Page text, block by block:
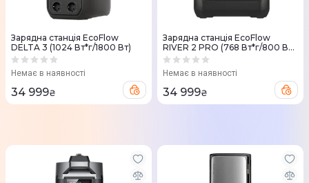
Зарядна станцiя EcoFlow
DELTA 3 (1024 Вт*г/1800 Вт)
Немає в наявності
34 999₴
Зарядна станцiя EcoFlow
RIVER 2 PRO (768 Вт*г/800 Вт)
Швейцарська версія
Немає в наявності
34 999₴